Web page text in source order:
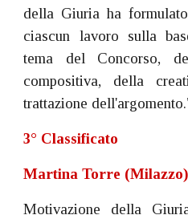
della Giuria ha
ciascun lavoro sulla
tema del Concorso,
compositiva, della
trattazione
3° Classificato
Martina Torre
Motivazione della